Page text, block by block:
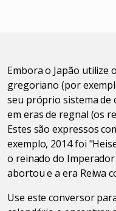
Embora o Japão utilize
gregoriano (por
seu próprio sistema de
em eras de regnal (os
Estes são expressos
exemplo, 2014 foi
o reinado do
abortou e a era Reiwa
Use este conversor